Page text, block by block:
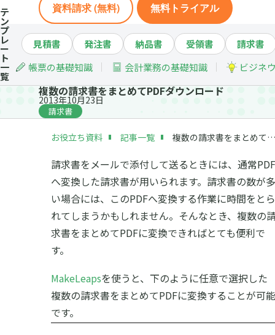
資料請求 (無料) 無料トライアル
テ
ン
プ
レ
ー
ト
一
覧
見積書 発注書 納品書 受領書
請求書
帳票の基礎知識
会計業務の基礎知識 ビジネ
複数の請求書をまとめてPDFダウンロード
2013年10月23日
請求書
お役立ち資料 記事一覧 複数の請求書をまとめてPDFダウンロード
請求書をメールで添付して送るときには、通常PDF
へ変換した請求書が用いられます。請求書の数が多
い場合には、このPDFへ変換する作業に時間をとら
れてしまうかもしれません。そんなとき、複数の
求書をまとめてPDFに変換できればとても便利で
す。
MakeLeapsを使うと、下のように任意で選択した
複数の請求書をまとめてPDFに変換することが可能
です。